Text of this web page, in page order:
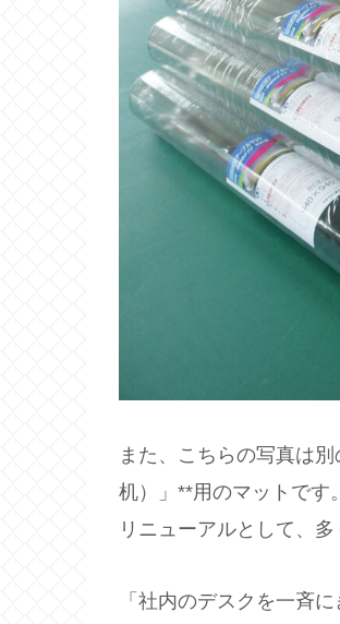
また、こちらの写真は
机）」**用のマットです
リニューアルとして、
「社内のデスクを一斉